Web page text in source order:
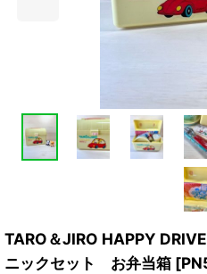
TARO＆JIRO HAPPY
ニックセット お弁当箱 [